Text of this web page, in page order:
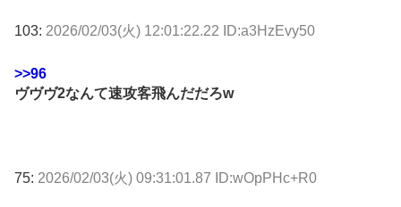
103: 2026/02/03(火) 12:01:22.22 ID:a3HzEvy50
>>96
ヴヴヴ2なんて速攻客飛んだだろw
75: 2026/02/03(火) 09:31:01.87 ID:wOpPHc+R0